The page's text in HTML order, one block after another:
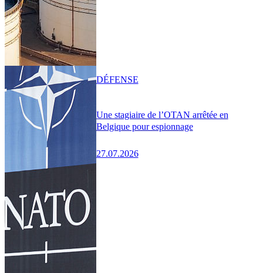
Une stagiaire de l’OTAN arrêtée en
Belgique pour espionnage
27.07.2026
DÉFENSE